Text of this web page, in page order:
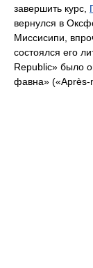
завершить курс,
вернулся в
Миссисипи,
состоялся его
Republic» было
фавна» («Après-